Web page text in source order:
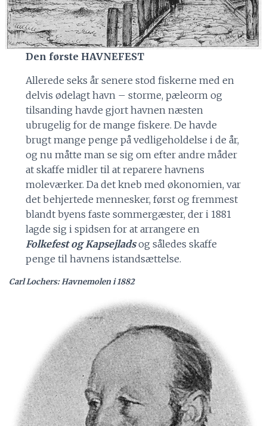
Den første HAVNEFEST
Allerede seks år senere stod fiskerne med en
delvis ødelagt havn – storme, pæleorm og
tilsanding havde gjort havnen næsten
ubrugelig for de mange fiskere. De havde
brugt mange penge på vedligeholdelse i de år,
og nu måtte man se sig om efter andre måder
at skaffe midler til at reparere havnens
moleværker. Da det kneb med økonomien, var
det behjertede mennesker, først og fremmest
blandt byens faste sommergæster, der i 1881
lagde sig i spidsen for at arrangere en
Folkefest og Kapsejladsog således skaffe
penge til havnens istandsættelse.
Carl Lochers: Havnemolen i 1882